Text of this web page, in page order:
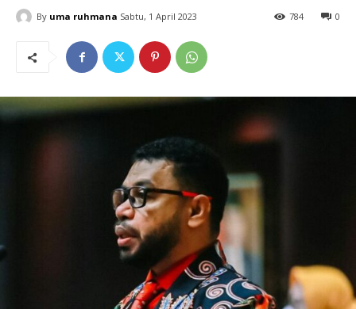
By uma ruhmana Sabtu, 1 April 2023 0
784